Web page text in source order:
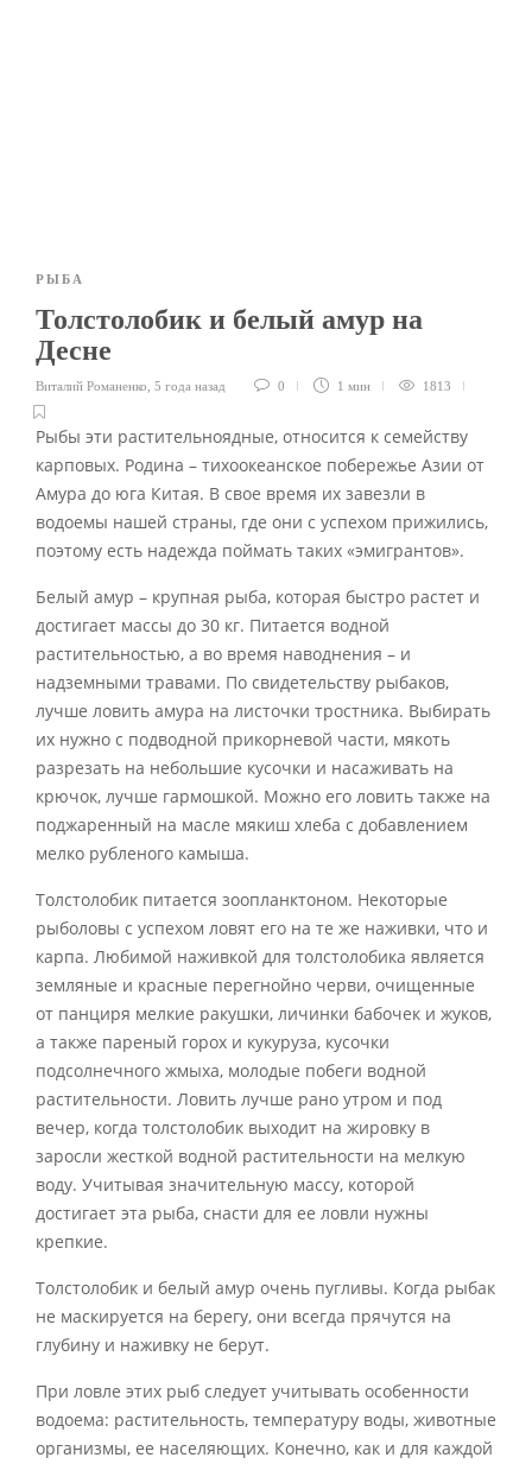
РЫБА
Толстолобик и белый амур на
Десне
Виталий Романенко 5 года назад 0 1 мин 1813
Рыбы эти растительноядные, относится к семейству
карповых. Родина – тихоокеанское побережье Азии от
Амура до юга Китая. В свое время их завезли в
водоемы нашей страны, где они с успехом прижились,
поэтому есть надежда поймать таких «эмигрантов».
Белый амур – крупная рыба, которая быстро растет и
достигает массы до 30 кг. Питается водной
растительностью, а во время наводнения – и
надземными травами. По свидетельству рыбаков,
лучше ловить амура на листочки тростника. Выбирать
их нужно с подводной прикорневой части, мякоть
разрезать на небольшие кусочки и насаживать на
крючок, лучше гармошкой. Можно его ловить также на
поджаренный на масле мякиш хлеба с добавлением
мелко рубленого камыша.
Толстолобик питается зоопланктоном. Некоторые
рыболовы с успехом ловят его на те же наживки, что и
карпа. Любимой наживкой для толстолобика является
земляные и красные перегнойно черви, очищенные
от панциря мелкие ракушки, личинки бабочек и жуков,
а также пареный горох и кукуруза, кусочки
подсолнечного жмыха, молодые побеги водной
растительности. Ловить лучше рано утром и под
вечер, когда толстолобик выходит на жировку в
заросли жесткой водной растительности на мелкую
воду. Учитывая значительную массу, которой
достигает эта рыба, снасти для ее ловли нужны
крепкие.
Толстолобик и белый амур очень пугливы. Когда рыбак
не маскируется на берегу, они всегда прячутся на
глубину и наживку не берут.
При ловле этих рыб следует учитывать особенности
водоема: растительность, температуру воды, животные
организмы, ее населяющих. Конечно, как и для каждой